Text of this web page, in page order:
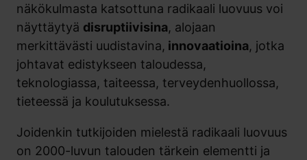
näkökulmasta katsottuna radikaali luovuus voi
näyttäytyä disruptiivisina, alojaan
merkittävästi uudistavina, innovaatioina, jotka
johtavat edistykseen taloudessa,
teknologiassa, taiteessa, terveydenhuollossa,
tieteessä ja koulutuksessa.
Joidenkin tutkijoiden mielestä radikaali luovuus
on 2000-luvun talouden tärkein elementti ja